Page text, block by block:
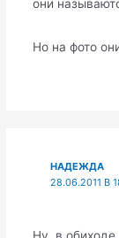
они
Но на фото
НАДЕЖДА
28.06.2011 В
Ну, в обиходе